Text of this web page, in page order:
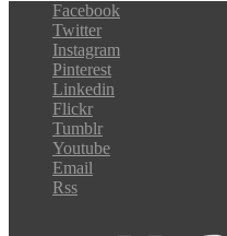
Facebook
Twitter
Instagram
Pinterest
Linkedin
Flickr
Tumblr
Youtube
Email
Rss